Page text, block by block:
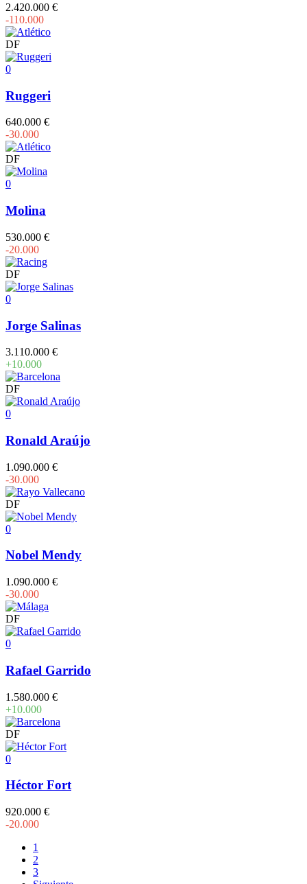
2.420.000 €
-110.000
DF
0
Ruggeri
640.000 €
-30.000
DF
0
Molina
530.000 €
-20.000
DF
0
Jorge Salinas
3.110.000 €
+10.000
DF
0
Ronald Araújo
1.090.000 €
-30.000
DF
0
Nobel Mendy
1.090.000 €
-30.000
DF
0
Rafael Garrido
1.580.000 €
+10.000
DF
0
Héctor Fort
920.000 €
-20.000
1
2
3